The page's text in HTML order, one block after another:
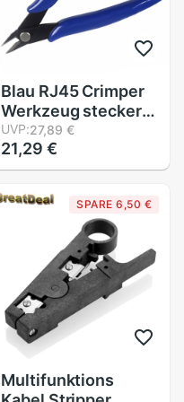
Blau RJ45 Crimper
Werkzeug stecker
EnterNet Schneiden
Zangen Draht
Cutter Netz Kabel
Crimper Draht
Strippen Strippe
UVP:27,89 €
21,29 €
SPARE 6,50 €
Multifunktions